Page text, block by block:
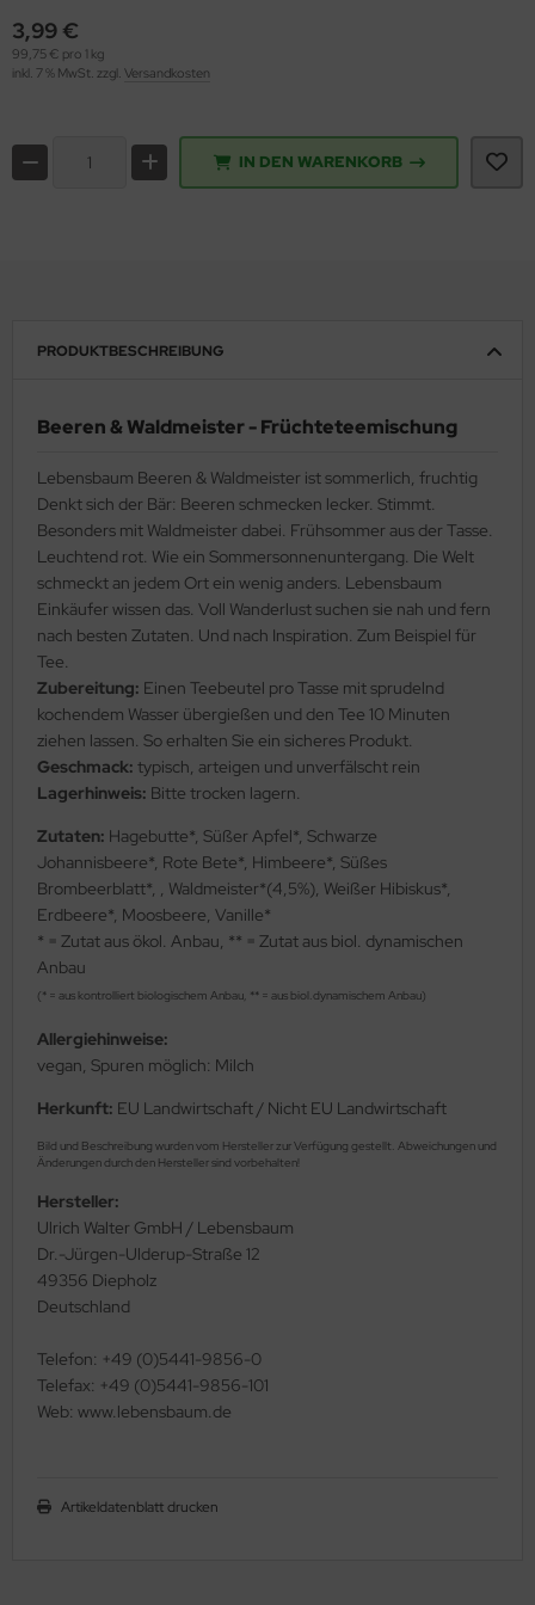
3,99 €
99,75 € pro 1 kg
inkl. 7 % MwSt. zzgl. Versandkosten
IN DEN WARENKORB
PRODUKTBESCHREIBUNG
Beeren & Waldmeister - Früchteteemischung
Lebensbaum Beeren & Waldmeister ist sommerlich, fruchtig
Denkt sich der Bär: Beeren schmecken lecker. Stimmt.
Besonders mit Waldmeister dabei. Frühsommer aus der Tasse.
Leuchtend rot. Wie ein Sommersonnenuntergang. Die Welt
schmeckt an jedem Ort ein wenig anders. Lebensbaum
Einkäufer wissen das. Voll Wanderlust suchen sie nah und fern
nach besten Zutaten. Und nach Inspiration. Zum Beispiel für
Tee.
Zubereitung: Einen Teebeutel pro Tasse mit sprudelnd
kochendem Wasser übergießen und den Tee 10 Minuten
ziehen lassen. So erhalten Sie ein sicheres Produkt.
Geschmack: typisch, arteigen und unverfälscht rein
Lagerhinweis: Bitte trocken lagern.
Zutaten: Hagebutte*, Süßer Apfel*, Schwarze
Johannisbeere*, Rote Bete*, Himbeere*, Süßes
Brombeerblatt*, , Waldmeister*(4,5%), Weißer Hibiskus*,
Erdbeere*, Moosbeere, Vanille*
* = Zutat aus ökol. Anbau, ** = Zutat aus biol. dynamischen
Anbau
(* = aus kontrolliert biologischem Anbau, ** = aus biol.dynamischem Anbau)
Allergiehinweise:
vegan, Spuren möglich: Milch
Herkunft: EU Landwirtschaft / Nicht EU Landwirtschaft
Bild und Beschreibung wurden vom Hersteller zur Verfügung gestellt. Abweichungen und
Änderungen durch den Hersteller sind vorbehalten!
Hersteller:
Ulrich Walter GmbH / Lebensbaum
Dr.-Jürgen-Ulderup-Straße 12
49356 Diepholz
Deutschland
Telefon: +49 (0)5441-9856-0
Telefax: +49 (0)5441-9856-101
Web: www.lebensbaum.de
Artikeldatenblatt drucken